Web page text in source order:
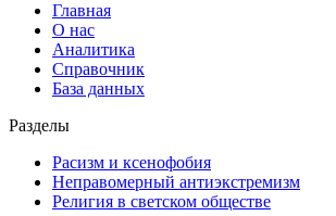
Главная
О нас
Аналитика
Справочник
База данных
Разделы
Расизм и ксенофобия
Неправомерный антиэкстремизм
Религия в светском обществе